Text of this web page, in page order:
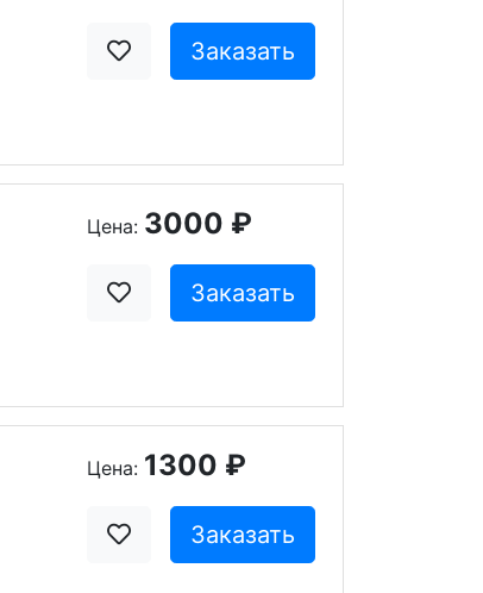
Заказать
Цена: 3000 ₽
Заказать
Цена: 1300 ₽
Заказать